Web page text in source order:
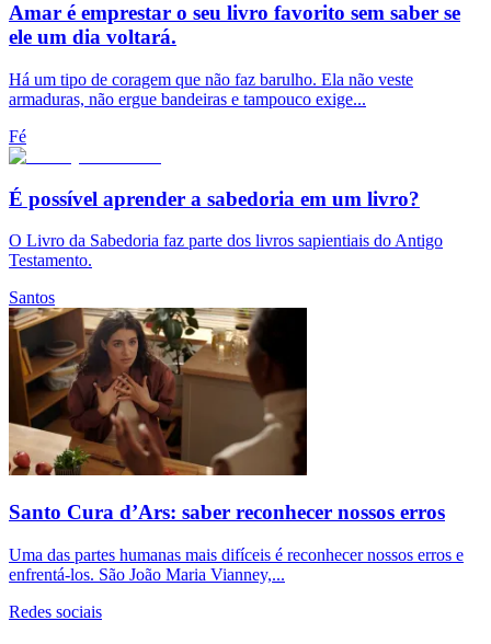
Amar é emprestar o seu livro favorito sem saber se
ele um dia voltará.
Há um tipo de coragem que não faz barulho. Ela não veste
armaduras, não ergue bandeiras e tampouco exige...
Fé
É possível aprender a sabedoria em um livro?
O Livro da Sabedoria faz parte dos livros sapientiais do Antigo
Testamento.
Santos
Santo Cura d’Ars: saber reconhecer nossos erros
Uma das partes humanas mais difíceis é reconhecer nossos erros e
enfrentá-los. São João Maria Vianney,...
Redes sociais